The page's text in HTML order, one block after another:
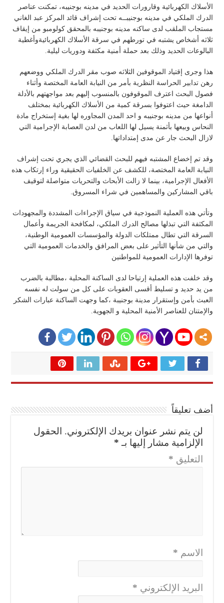
الأسلاك الكهربائية وقارورات الحديد في مدينه بوجنيبه، تمكنت عناصر
الدرك الملكي في مدينه بوجنيبــه تحت إشراف قائد المركز عبد الغاني
مستجاب الملقب لدى ساكنه مدينه بوجنيبه بالمحقق كولومبو من إيقاف
ثلاثه أشخاص يشتبه في تورطهم في سرقة الأسلاك الكهربائيةوأغطية
البالوعات الحديد وذلك بعد حملة أمنية مكثفة ودوريات ليلية.
هذا وجرى إقتياد الموقوفين الثلاثه صوب مقر الدرك الملكي ووضعهم
رهن تدابير الحراسة النظرية بأمر من النيابة العامة المختصة وأثناء
فصول البحث اعترف الموقوفون بالمنسوب إليهم بعد مواجهتهم بالأدلة
الدامغة حيث اعتوفوا بسرقة كمية من الأسلاك الكهربائية بمختلف
أنواعها من مدينه بوجنيبه و احد المدن المجاوره لها بغية إستخراج مادة
النحاس وبيعها بأثمنة يسيل لها اللعاب من لدن العصابة الإجرامية التي
لازال البحث جار عن مدى إمتداداتها.
وقد تم إخضاع المشتبه فيهم للبحث القضائي الذي يجري تحت إشراف
النيابة العامة المختصة، للكشف عن الخلفيات الحقيقية وراء إرتكاب هذه
الأفعال الإجرامية، بينما لا زالت الأبحاث والتحريات متواصلة لتوقيف
باقي المشاركين والمساهمين في شراء المسروق.
وتأتي هذه العملية النموذجية في سياق الإجراءات المشددة والمجهودات
المكثفة التي تبذلها مصالح الدرك الملكي، لمكافحة الجريمة وأعمال
السرقة التي تطال ممتلكات الدولة والمؤسسات العمومية الوطنية،
والتي من شأنها التأثير على بعض المرافق والخدمات العمومية التي
توفرها الإدارات العمومية للمواطنين
وقد خلفت هذه العملية إرتياحا لدى الساكنة المحلية ،مطالبة بالضرب
من يد حديد و تسليط أقسى العقوبات على كل من سولت له نفسه
العبث بأمن وإستقرار مدينة بوجنيبة ،كما وجهت الساكنة عبارات الشكر
والإمتنان للعناصر الأمنية المحلية و الجهوية.
أضف تعليقاً
لن يتم نشر عنوان بريدك الإلكتروني.
الحقول
الإلزامية مشار إليها بـ *
التعليق *
الاسم *
البريد الإلكتروني *